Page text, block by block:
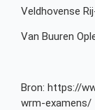
Veldhovense
Van
Bron: https://
wrm-examens/